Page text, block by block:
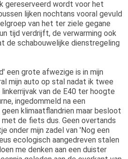
gereserveerd wordt voor het
lijken nochtans vooral gevuld
van het ter ziele gegane
tijd verdrijft, de verwarming ook
de schabouwelijke dienstregeling
een grote afwezige is in mijn
mijn auto op stal nadat ik twee
van de E40 ter hoogte
ingedommeld na een
klimaatflandrien maar besloot
de fiets dus. Geen overtands
onder mijn zadel van 'Nog een
ecologisch aangedreven stalen
me denken aan een duister